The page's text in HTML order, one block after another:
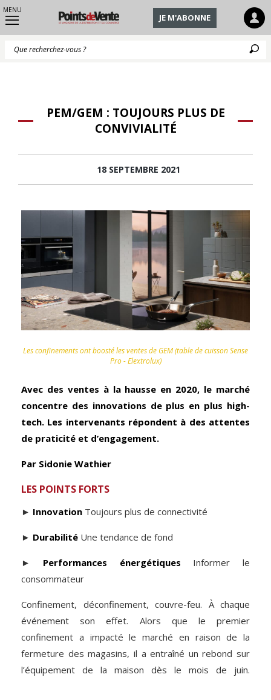
MENU
JE M'ABONNE
PEM/GEM : TOUJOURS PLUS DE
CONVIVIALITÉ
18 SEPTEMBRE 2021
Les confinements ont boosté les ventes de GEM (table de cuisson Sense
Pro - Elextrolux)
Avec des ventes à la hausse en 2020, le marché
concentre des innovations de plus en plus high-
tech. Les intervenants répondent à des attentes
de praticité et d’engagement.
Par Sidonie Wathier
LES POINTS FORTS
► Innovation Toujours plus de connectivité
► Durabilité Une tendance de fond
► Performances énergétiques Informer le
consommateur
Confinement, déconfinement, couvre-feu. À chaque
événement son effet. Alors que le premier
confinement a impacté le marché en raison de la
fermeture des magasins, il a entraîné un rebond sur
l’équipement de la maison dès le mois de juin.